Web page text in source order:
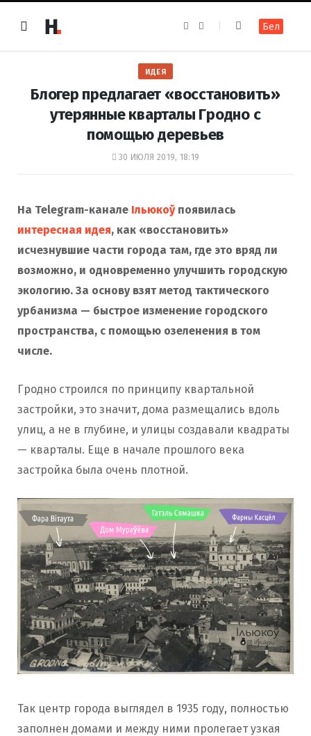
e
k
t
a
m
Бел
ИДЕЯ
Блогер предлагает «восстановить»
утерянные кварталы Гродно с
помощью деревьев
30 ИЮЛЯ 2019, 18:19
На Telegram-канале Ільюкоўпоявилась
интересная идея, как «восстановить»
исчезнувшие части города там, где это вряд ли
возможно, и одновременно улучшить городскую
экологию. За основу взят метод тактического
урбанизма — быстрое изменение городского
пространства, с помощью озеленения в том
числе.
Гродно строился по принципу квартальной
застройки, это значит, дома размещались вдоль
улиц, а не в глубине, и улицы создавали квадраты
— кварталы. Еще в начале прошлого века
застройка была очень плотной.
Так центр города выглядел в 1935 году, полностью
заполнен домами и между ними пролегает узкая